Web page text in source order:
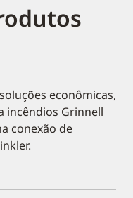
econômicas,
incêndios Grinnell
conexão de